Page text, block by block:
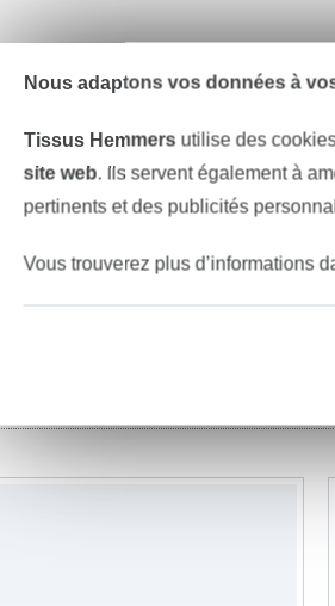
Nous adaptons vos données à
Tissus Hemmers utilise des
site web. Ils servent également à
pertinents et des publicités
Vous trouverez plus d’informations